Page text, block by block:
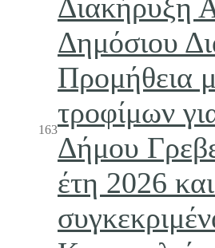
163
Διακήρυξη
Δημόσιου
Προμήθεια
τροφίμων
Δήμου
έτη 2026